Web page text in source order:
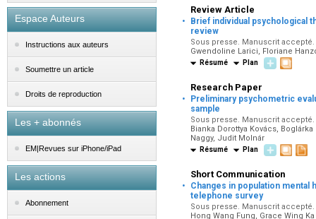
Espace Auteurs
Instructions aux auteurs
Soumettre un article
Droits de reproduction
Les + abonnés
EM|Revues sur iPhone/iPad
Les actions
Abonnement
Review Article
·
Brief individual psychological
review
Sous presse. Manuscrit
Gwendoline Larici, Floriane
Résumé Plan
Research Paper
·
Preliminary psychometric
sample
Sous presse. Manuscrit
Bianka Dorottya Kovács,
Naggy, Judit Molnár
Résumé Plan
Short Communication
·
Changes in population mental
telephone survey
Sous presse. Manuscrit
Hong Wang Fung, Grace Wing